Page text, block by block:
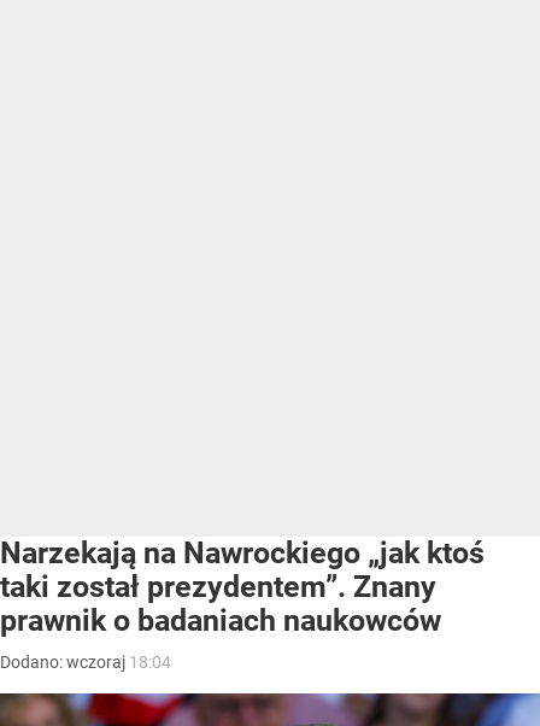
Narzekają na Nawrockiego „jak ktoś
taki został prezydentem”. Znany
prawnik o badaniach naukowców
Dodano:wczoraj 18:04